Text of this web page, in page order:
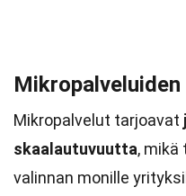
Mikropalvelut tarjoavat
skaalautuvuutta, mikä
valinnan monille